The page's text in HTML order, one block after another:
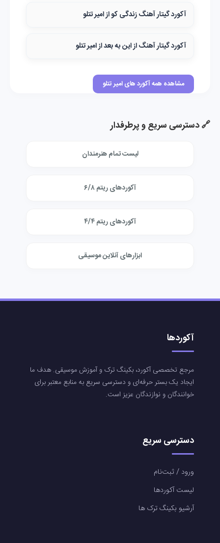
آکورد گیتار آهنگ زندگی کو از امیر تتلو
آکورد گیتار آهنگ از این به بعد از امیر تتلو
مشاهده همه آکورد های امیر تتلو
🔗 دسترسی سریع و پرطرفدار
لیست تمام هنرمندان
آکوردهای ریتم ۶/۸
آکوردهای ریتم ۴/۴
ابزارهای آنلاین موسیقی
آکوردها
مرجع تخصصی آکورد، بکینگ ترک و آموزش موسیقی. هدف ما
ایجاد یک بستر حرفه‌ای و دسترسی سریع به منابع معتبر برای
خوانندگان و نوازندگان عزیز است.
دسترسی سریع
ورود / ثبت‌نام
لیست آکوردها
آرشیو بکینگ ترک ها